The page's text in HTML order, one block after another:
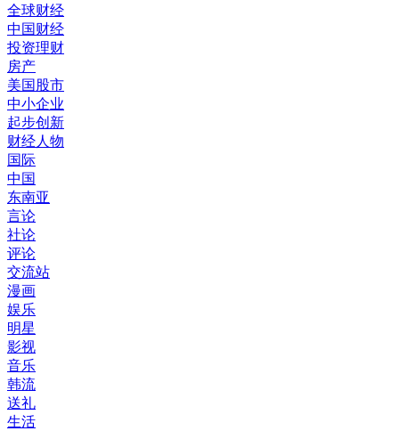
全球财经
中国财经
投资理财
房产
美国股市
中小企业
起步创新
财经人物
国际
中国
东南亚
言论
社论
评论
交流站
漫画
娱乐
明星
影视
音乐
韩流
送礼
生活